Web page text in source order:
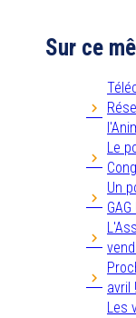
Sur ce
Le
Un
GAG
avril !
Les